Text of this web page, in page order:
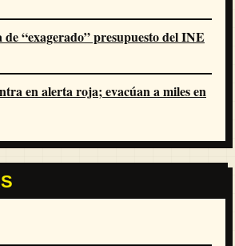
“exagerado” presupuesto del INE
en alerta roja; evacúan a miles en